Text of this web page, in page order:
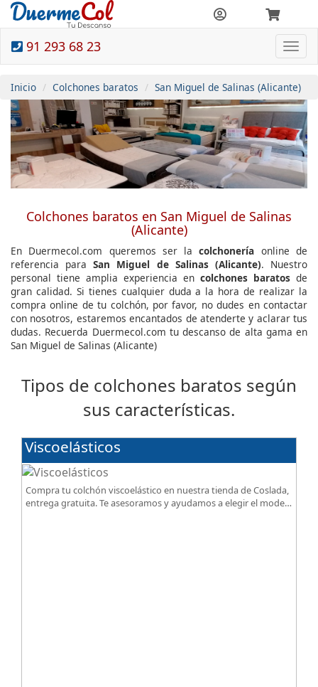
91 293 68 23
Inicio Colchones baratos San Miguel de Salinas (Alicante)
Colchones baratos en San Miguel de Salinas
(Alicante)
En Duermecol.com queremos ser lacolchonería online de
referencia paraSan Miguel de Salinas (Alicante). Nuestro
personal tiene amplia experiencia en colchones baratos de
gran calidad. Si tienes cualquier duda a la hora de realizar la
compra online de tu colchón, por favor, no dudes en contactar
con nosotros, estaremos encantados de atenderte y aclarar tus
dudas. Recuerda Duermecol.com tu descanso de alta gama en
San Miguel de Salinas (Alicante)
Tipos de colchones baratos según
sus características.
Viscoelásticos
Compra tu colchón viscoelástico en nuestra tienda de Coslada,
entrega gratuita. Te asesoramos y ayudamos a elegir el modelo